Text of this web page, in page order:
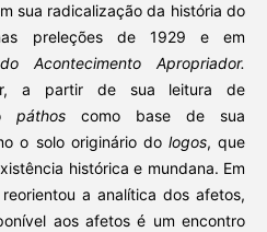
sua radicalização da história do
preleções de 1929 e em
do Acontecimento Apropriador.
a partir de sua leitura de
páthos como base de sua
o solo originário do logos, que
histórica e mundana. Em
a analítica dos afetos,
aos afetos é um encontro